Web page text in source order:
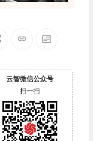
云智微信公众号
扫一扫